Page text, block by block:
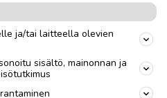
on yli 600 kiloa kiviä,
käytetään
kuvailee.
ja/tai laitteella olevien
sisältö, mainonnan ja